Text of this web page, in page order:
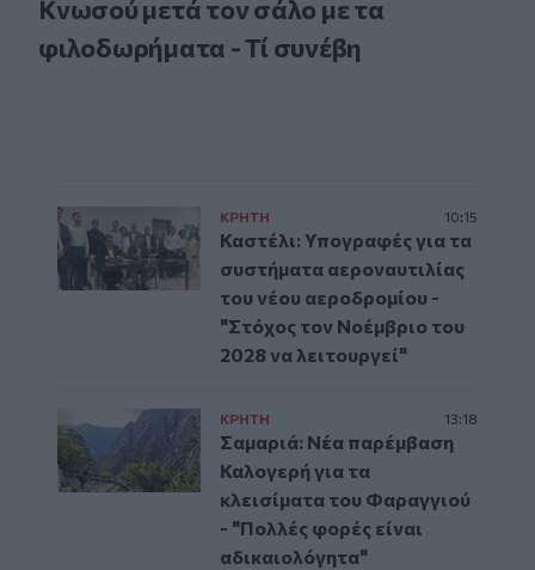
Κνωσού μετά τον σάλο με τα
φιλοδωρήματα - Τί συνέβη
ΚΡΗΤΗ 10:15
Καστέλι: Υπογραφές για τα
συστήματα αεροναυτιλίας
του νέου αεροδρομίου -
"Στόχος τον Νοέμβριο του
2028 να λειτουργεί"
ΚΡΗΤΗ 13:18
Σαμαριά: Νέα παρέμβαση
Καλογερή για τα
κλεισίματα του Φαραγγιού
- "Πολλές φορές είναι
αδικαιολόγητα"